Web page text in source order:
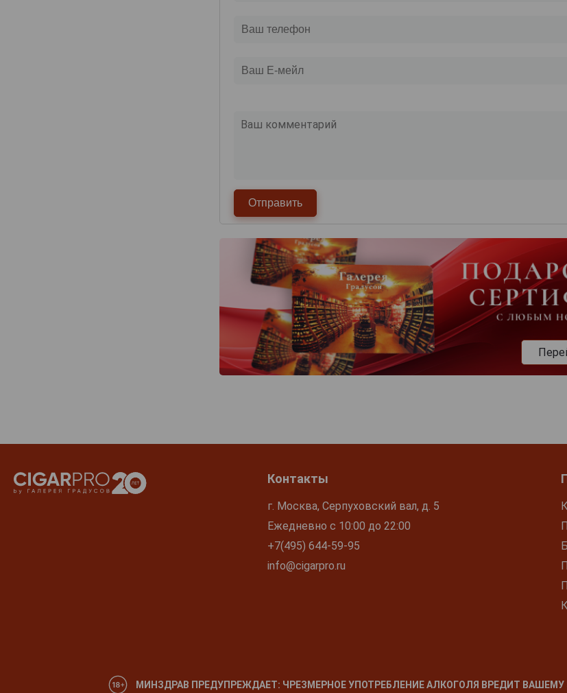
Контакты
г. Москва, Серпуховский вал, д. 5
Ежедневно с 10:00 до 22:00
+7(495) 644-59-95
info@cigarpro.ru
МИНЗДРАВ ПРЕДУПРЕЖДАЕТ: ЧРЕЗМЕРНОЕ УПОТРЕБЛЕНИЕ АЛКОГОЛЯ ВРЕДИТ